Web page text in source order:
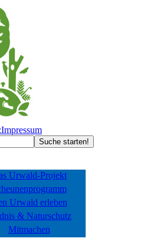
Impressum
Urwald-Projekt
Urwald erleben
& Naturschutz
Mitmachen